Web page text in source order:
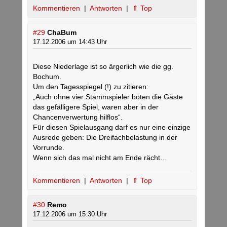
Kommentieren | Antworten | ⇑ Top
#29 ChaBum
17.12.2006 um 14:43 Uhr
Diese Niederlage ist so ärgerlich wie die gg.
Bochum.
Um den Tagesspiegel (!) zu zitieren:
„Auch ohne vier Stammspieler boten die Gäste
das gefälligere Spiel, waren aber in der
Chancenverwertung hilflos“.
Für diesen Spielausgang darf es nur eine einzige
Ausrede geben: Die Dreifachbelastung in der
Vorrunde.
Wenn sich das mal nicht am Ende rächt…
Kommentieren | Antworten | ⇑ Top
#30 Remo
17.12.2006 um 15:30 Uhr